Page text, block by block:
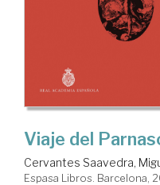
Viaje del
Cervantes Saavedra,
Espasa Libros. Barcelona,